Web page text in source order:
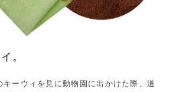
。
ーウィを見に動物園に出かけた際、道